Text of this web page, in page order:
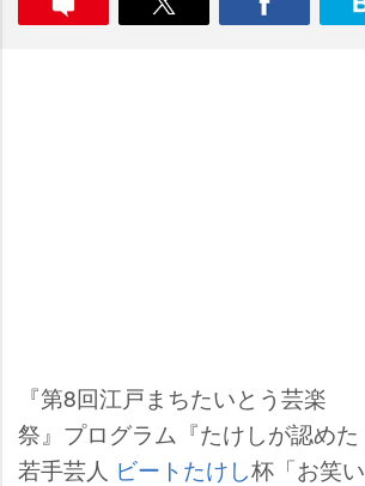
『第8回江戸まちたいとう芸楽
祭』プログラム『たけしが認めた
若手芸人 ビートたけし杯「お笑い